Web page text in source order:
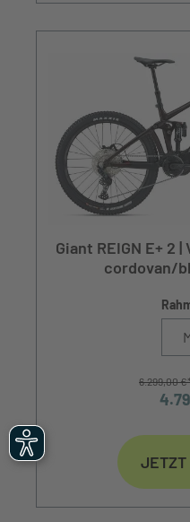
Giant REIGN E+ 2
cordovan/
6.299,00
JETZT